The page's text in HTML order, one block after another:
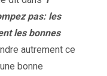
pas: les
les bonnes
autrement ce
bonne